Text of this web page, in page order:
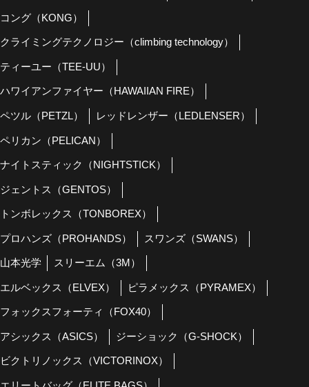
コング（KONG）
クライミングテクノロジー（climbing technology）
ティーユー（TEE-UU）
ハワイアンファイヤー（HAWAIIAN FIRE）
ペツル（PETZL） レッドレンザー（LEDLENSER）
ペリカン（PELICAN）
ナイトスティック（NIGHTSTICK）
ジェントス（GENTOS）
トンボレックス（TONBOREX）
プロハンズ（PROHANDS） スワンズ（SWANS）
山本光学 スリーエム（3M）
エルベックス（ELVEX） ピラメックス（PYRAMEX）
フォックスフォーティ（FOX40）
アシックス（ASICS） ジーショック（G-SHOCK）
ビクトリノックス（VICTORINOX）